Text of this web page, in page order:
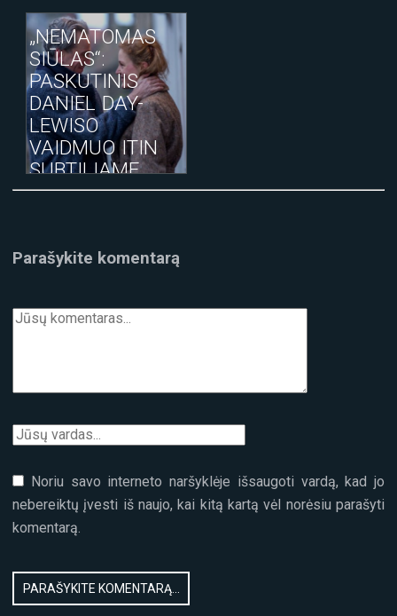
„NEMATOMAS
SIŪLAS“:
PASKUTINIS
DANIEL DAY-
LEWISO
VAIDMUO ITIN
SUBTILIAME
KINO FILME
Parašykite komentarą
Noriu savo interneto naršyklėje išsaugoti vardą, kad jo
nebereiktų įvesti iš naujo, kai kitą kartą vėl norėsiu parašyti
komentarą.